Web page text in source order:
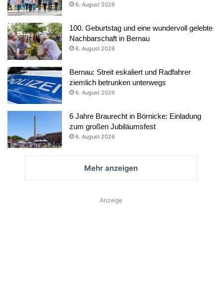
6. August 2026
100. Geburtstag und eine wundervoll gelebte
Nachbarschaft in Bernau
6. August 2026
Bernau: Streit eskaliert und Radfahrer
ziemlich betrunken unterwegs
6. August 2026
6 Jahre Braurecht in Börnicke: Einladung
zum großen Jubiläumsfest
6. August 2026
Mehr anzeigen
Anzeige